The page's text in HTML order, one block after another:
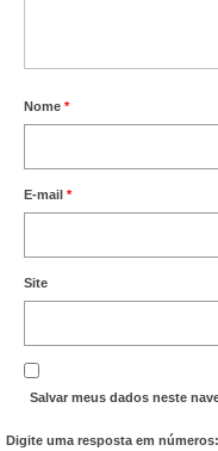
Nome *
E-mail *
Site
Salvar meus dados neste
Digite uma resposta em números: